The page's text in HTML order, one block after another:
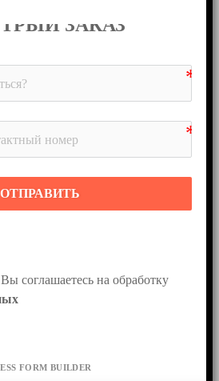
ЗАКАЗ
ОТПРАВИТЬ
FORM BUILDER